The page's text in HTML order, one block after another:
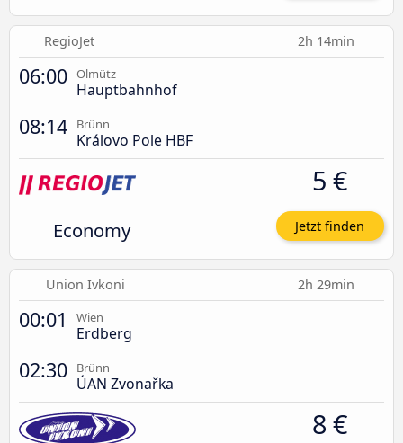
RegioJet 2h 14min
06:00 Olmütz
Hauptbahnhof
08:14 Brünn
Královo Pole HBF
Economy
5 €
Jetzt finden
Union Ivkoni 2h 29min
00:01 Wien
Erdberg
02:30 Brünn
ÚAN Zvonařka
8 €